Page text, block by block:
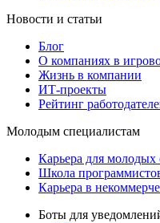
Новости и статьи
Блог
О компаниях в
Жизнь в компании
ИТ-проекты
Рейтинг
Молодым специалистам
Карьера для молодых
Школа
Карьера в
Боты для